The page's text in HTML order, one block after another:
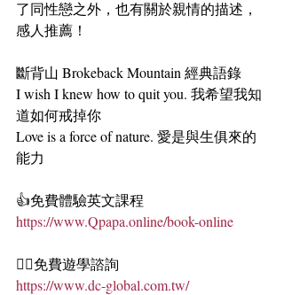
了同性戀之外，也有關於親情的描述，
感人推薦！
斷背山 Brokeback Mountain 經典語錄
I wish I knew how to quit you. 我希望我知
道如何戒掉你
Love is a force of nature. 愛是與生俱來的
能力
👍免費體驗英文課程
https://www.Qpapa.online/book-online
🏄‍♀️免費遊學諮詢
https://www.dc-global.com.tw/